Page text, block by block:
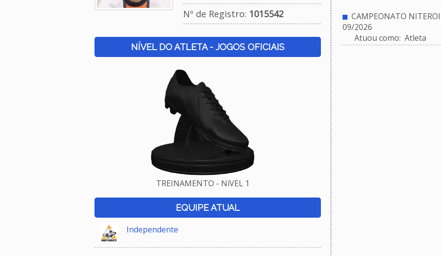
Nº de Registro: 1015542
NÍVEL DO ATLETA - JOGOS OFICIAIS
TREINAMENTO - NíVEL 1
EQUIPE ATUAL
Independente
CAMPEONATO
09/2026
Atuou como: Atleta